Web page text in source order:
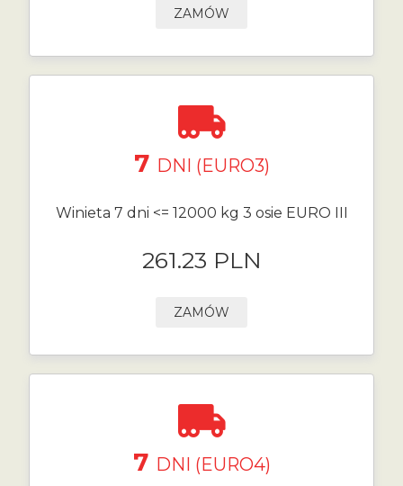
ZAMÓW
7 DNI (EURO3)
Winieta 7 dni <= 12000 kg 3 osie EURO III
261.23 PLN
ZAMÓW
7 DNI (EURO4)